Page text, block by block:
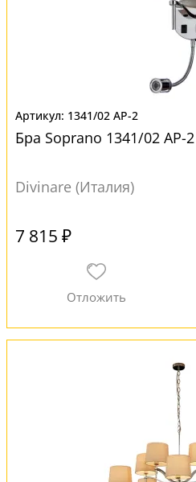
1341/02 AP-2
Бра Soprano 1341/02 AP-2
Divinare (Италия)
7 815 ₽